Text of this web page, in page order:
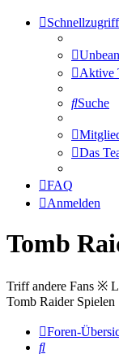
Schnellzugriff
Aktive
Suche
Das
FAQ
Anmelden
Tomb
Triff andere Fans ※
Tomb Raider Spielen
Foren-
Suche